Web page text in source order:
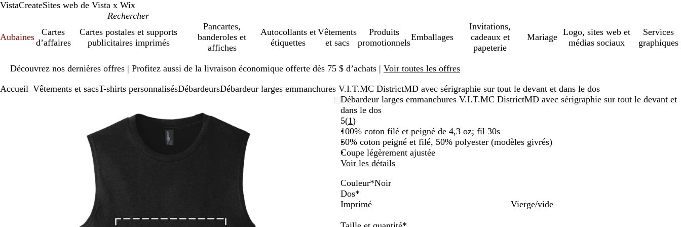
VistaCreateSites web de Vista x Wix
Aubaines
Cartes
d’affaires
Cartes postales et supports
publicitaires imprimés
Pancartes,
banderoles et
affiches
Autocollants et
étiquettes
Vêtements
et sacs
Produits
promotionnels
Emballages
Invitations,
cadeaux et
papeterie
Mariage
Logo, sites web et
médias sociaux
Services
graphiques
Découvrez nos dernières offres | Profitez aussi de la livraison économique offerte dès 75 $ d’achats | Voir toutes les offres
1
Accueil Vêtements et sacsT-shirts personnalisésDébardeursDébardeur larges emmanchures V.I.T.MC DistrictMD avec sérigraphie sur tout le devant et dans le dos
minimum
agrandir
touches
« plus »
et
fléchées
Débardeur larges emmanchures V.I.T.MC DistrictMD avec sérigraphie sur tout le devant et
dans le dos
5(1Lire
les
1 avis
)
100% coton filé et peigné de 4,3 oz; fil 30s
50% coton peigné et filé, 50% polyester (modèles givrés)
Coupe légèrement ajustée
Voir les détails
Couleur*Noir
N
o
r
G
r
s
B
l
u
Dos*
Imprimé
Vierge/vide